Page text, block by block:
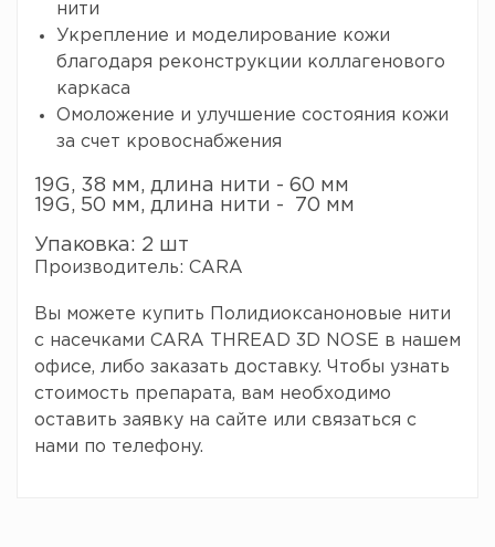
нити
Укрепление и моделирование кожи
благодаря реконструкции коллагенового
каркаса
Омоложение и улучшение состояния кожи
за счет кровоснабжения
19G, 38 мм, длина нити - 60 мм
19G, 50 мм, длина нити - 70 мм
Упаковка: 2 шт
Производитель: CARA
Вы можете купить Полидиоксаноновые нити
с насечками CARA THREAD 3D NOSE в нашем
офисе, либо заказать доставку. Чтобы узнать
стоимость препарата, вам необходимо
оставить заявку на сайте или связаться с
нами по телефону.